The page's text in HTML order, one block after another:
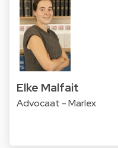
Elke Malfait
Advocaat - Marlex